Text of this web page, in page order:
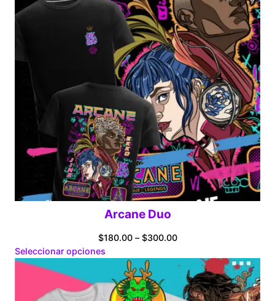
Arcane Duo
$180.00 – $300.00Price
$180.00
through
$300.00
Seleccionar opciones